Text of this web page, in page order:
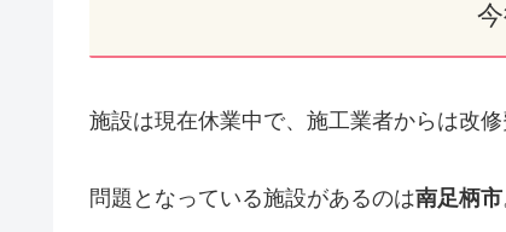
施設は現在休業中で、施工業者からは改
問題となっている施設があるのは南足柄市